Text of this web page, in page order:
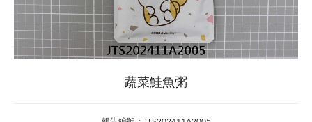
蔬菜鮭魚粥